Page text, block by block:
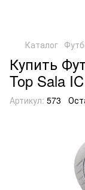
Каталог
Купить
Top Sala
Артикул: 573